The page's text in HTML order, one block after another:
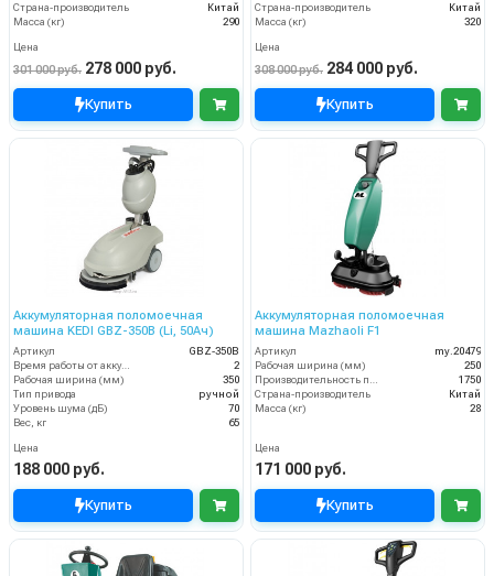
Страна-производитель
Китай
Масса (кг)
290
Цена
301 000 руб. 278 000 руб.
Купить
Страна-производитель
Китай
Масса (кг)
320
Цена
308 000 руб. 284 000 руб.
Купить
Аккумуляторная поломоечная
машина KEDI GBZ-350B (Li, 50Ач)
Артикул
GBZ-350B
Время работы от аккумуляторов (ч)
2
Рабочая ширина (мм)
350
Тип привода
ручной
Уровень шума (дБ)
70
Вес, кг
65
Цена
188 000 руб.
Купить
Аккумуляторная поломоечная
машина Mazhaoli F1
Артикул
my.20479
Рабочая ширина (мм)
250
1750
Страна-производитель
Китай
Масса (кг)
28
Цена
171 000 руб.
Купить